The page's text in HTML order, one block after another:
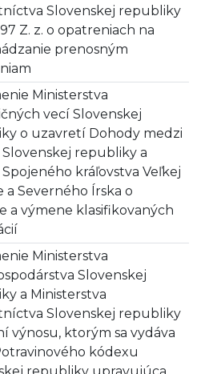
Slovenskej republiky
Z. z. o opatreniach na
prenosným
Ministerstva
vecí Slovenskej
o uzavretí Dohody medzi
republiky a
kráľovstva Veľkej
a Severného Írska o
a výmene klasifikovaných
Ministerstva
Slovenskej
a Ministerstva
Slovenskej republiky
výnosu, ktorým sa vydáva
kódexu